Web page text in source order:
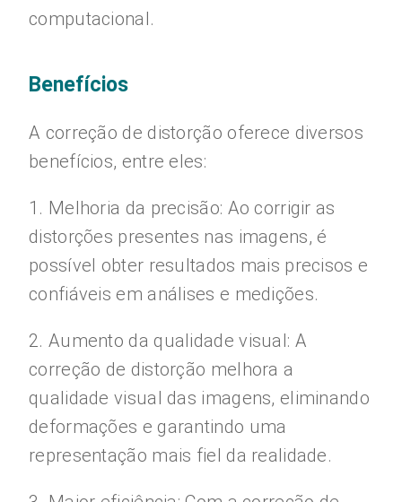
computacional.
Benefícios
A correção de distorção oferece diversos
benefícios, entre eles:
1. Melhoria da precisão: Ao corrigir as
distorções presentes nas imagens, é
possível obter resultados mais precisos e
confiáveis em análises e medições.
2. Aumento da qualidade visual: A
correção de distorção melhora a
qualidade visual das imagens, eliminando
deformações e garantindo uma
representação mais fiel da realidade.